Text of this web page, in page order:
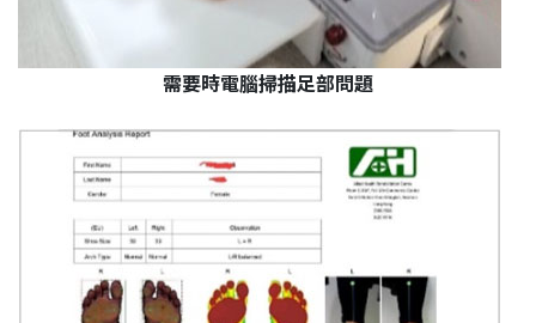
需要時電腦掃描足部問題